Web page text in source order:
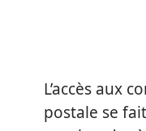
L’accès aux
postale se